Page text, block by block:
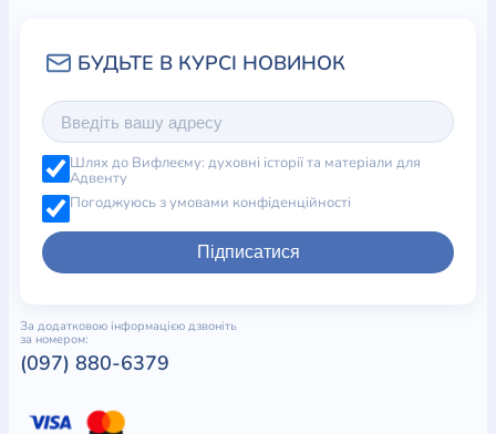
Шлях до Вифлеєму: духовні історії та матеріали для
Адвенту
Погоджуюсь з умовами конфіденційності
Підписатися
За додатковою інформацією дзвоніть
за номером:
(097) 880-6379